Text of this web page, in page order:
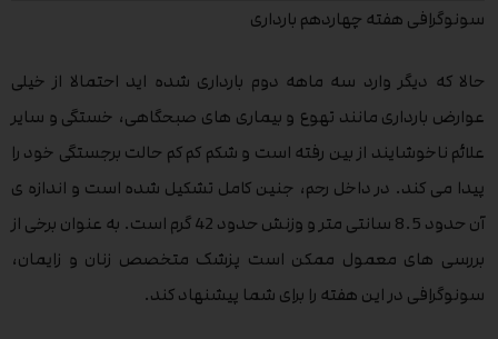
سونوگرافی هفته چهاردهم بارداری
حالا که دیگر وارد سه ماهه دوم بارداری شده اید احتمالا از خیلی
عوارض بارداری مانند تهوع و بیماری های صبحگاهی، خستگی و سایر
علائم ناخوشایند از بین رفته است و شکم کم کم حالت برجستگی خود را
پیدا می کند. در داخل رحم، جنین کامل تشکیل شده است و اندازه ی
آن حدود 8.5 سانتی متر و وزنش حدود 42 گرم است. به عنوان برخی از
بررسی های معمول ممکن است پزشک متخصص زنان و زایمان،
سونوگرافی در این هفته را برای شما پیشنهاد کند.